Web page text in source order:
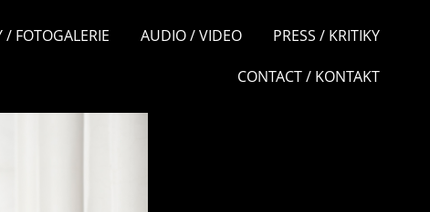
/ FOTOGALERIE AUDIO / VIDEO PRESS / KRITIKY
CONTACT / KONTAKT